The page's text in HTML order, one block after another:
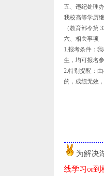
五、违纪处理
我校高等学历
（教育部令第
六、相关事项
1.报考条件：
生，均可报名
2.特别提醒：
的，成绩无效
为解决
线学习or到